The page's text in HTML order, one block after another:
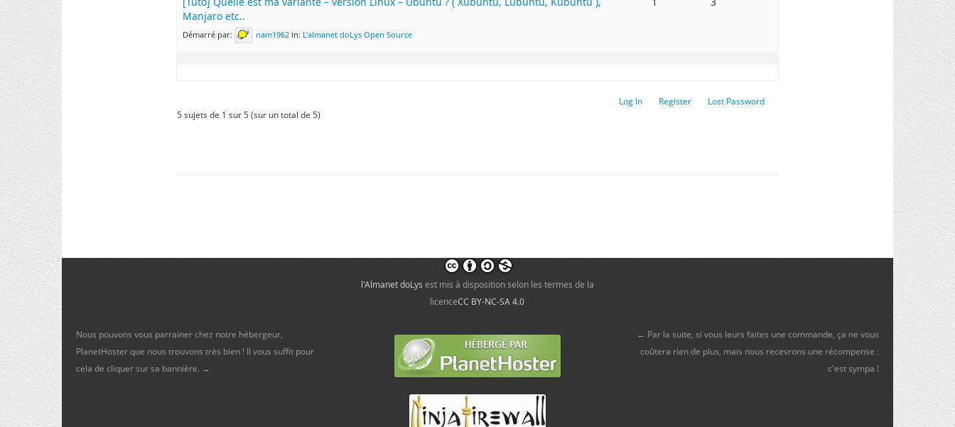
Manjaro etc..
Démarré par: nam1962 in: L’almanet doLys Open Source
Log In Register
Lost Password
5 sujets de 1 sur 5 (sur un total de 5)
Nous pouvons vous parrainer chez notre hébergeur,
PlanetHoster que nous trouvons très bien ! Il vous suffit pour
cela de cliquer sur sa bannière. →
l'Almanet doLys est mis à disposition selon les termes de la
licenceCC BY-NC-SA 4.0
← Par la suite, si vous leurs faites une commande, ça ne vous
coûtera rien de plus, mais nous recevrons une récompense :
c'est sympa !